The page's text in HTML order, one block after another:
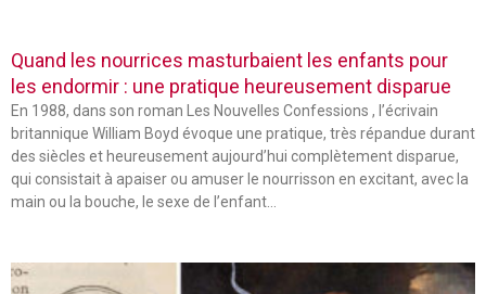
Quand les nourrices masturbaient les enfants pour
les endormir : une pratique heureusement disparue
En 1988, dans son roman Les Nouvelles Confessions , l’écrivain
britannique William Boyd évoque une pratique, très répandue durant
des siècles et heureusement aujourd’hui complètement disparue,
qui consistait à apaiser ou amuser le nourrisson en excitant, avec la
main ou la bouche, le sexe de l’enfant…